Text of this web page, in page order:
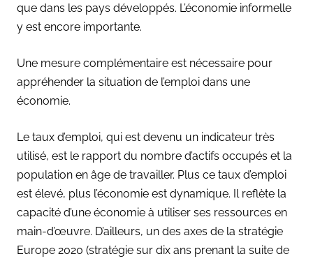
que dans les pays développés. L’économie informelle
y est encore importante.
Une mesure complémentaire est nécessaire pour
appréhender la situation de l’emploi dans une
économie.
Le taux d’emploi, qui est devenu un indicateur très
utilisé, est le rapport du nombre d’actifs occupés et la
population en âge de travailler. Plus ce taux d’emploi
est élevé, plus l’économie est dynamique. Il reflète la
capacité d’une économie à utiliser ses ressources en
main-d’œuvre. D’ailleurs, un des axes de la stratégie
Europe 2020 (stratégie sur dix ans prenant la suite de